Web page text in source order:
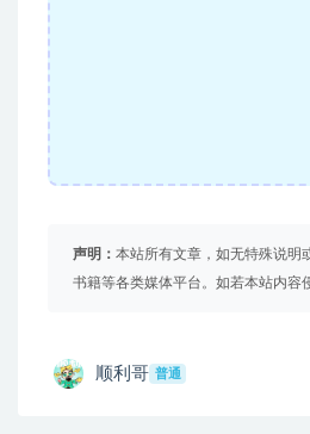
声明： 本站所有文章，如无特殊说明
书籍等各类媒体平台。如若本站内容
顺利哥 普通